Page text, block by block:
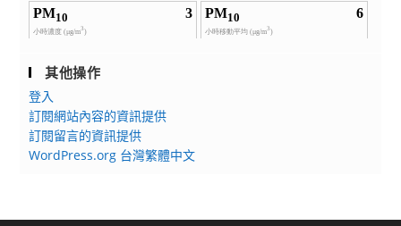
其他操作
登入
訂閱網站內容的資訊提供
訂閱留言的資訊提供
WordPress.org 台灣繁體中文